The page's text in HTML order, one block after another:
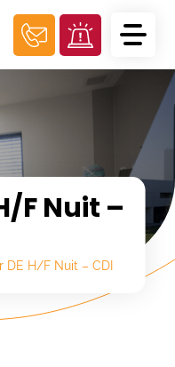
F Nuit –
DE H/F Nuit – CDI